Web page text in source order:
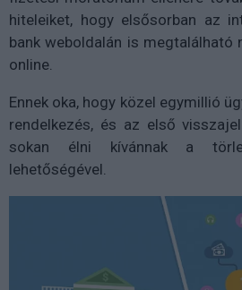
hiteleiket, hogy elsősorban az
bank weboldalán is
online.
Ennek oka, hogy közel egymillió
rendelkezés, és az első
sokan élni kívánnak a
lehetőségével.